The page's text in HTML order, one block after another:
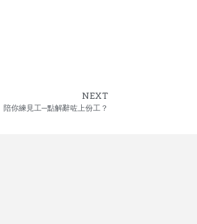
NEXT
陪你練見工─點解辭咗上份工？